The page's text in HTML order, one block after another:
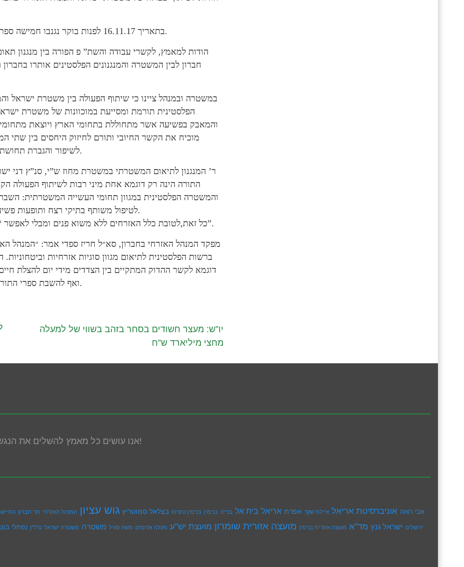
בתאריך 16.11.17 לפנות בוקר נגנבו חמישה ספרי תורה מבית כנסת “בית דוד” ברח’ ביכורי ציון ביפו.
הודות למאמץ, לקשרי עבודה והשת” פ הפורה בין מנגנון
חברון לבין המשטרה והמנגנונים הפלסטינים אותרו
במשטרה ובמנהל ציינו כי שיתוף הפעולה בין משטרת ישראל
הפלסטינית תורמת ומסייעת במוכוונות של משטרת
והמאבק בפשיעה אשר מתחוללת בתחומי הארץ ויוצאת מתחומי
מוכיח את הקשר החיובי ותורם לחיזוק היחסים בין שתי
לשיפור והגברת תחושת הביטחון של האזרחים.
ר’ המנגנון לתיאום המשטרתי במשטרת מחוז ש”י, סנ”ץ דני
התורה הינה רק דוגמא אחת מיני רבות לשיתוף הפעולה
והמשטרה הפלסטינית במגוון תחומי העשייה המשטרתית: השבת
לטיפול משותף בתיקי רצח ותופעות פשיעה בתחום הסמים ועוד.
כל זאת,לטובת כלל האזרחים ללא משוא פנים ומבלי לאפשר “ערי מקלט” לעבריינים”.
מפקד המנהל האזרחי בחברון, סא״ל חריז ספדי אמר: ״המנהל
ברשות הפלסטינית לתיאום מגוון סוגיות אזרחיות
דוגמא לקשר ההדוק המתקיים בין הצדדים מידי יום להצלת חיים
ואף להשבת ספרי התורה היקרים לעם היהודי״.
יו”ש: מעצר חשודים בסחר בזהב בשווי של למעלה
מחצי מיליארד ש”ח
אנו עושים כל מאמץ להשלים את הנגשת האתר! במידה ונתקלת בבעיה אנא פנה אלינו!
אבי רואה אוניברסיטת אריאל איילת שקד אפרת אריאל בית אל בנייה בנימין בנימין נתניהו בצלאל סמוטריץ גוש עציון המנהל האזרחי הר חברון
ירושלים ישראל גנץ מד"א מועצה אזורית בנימין מועצה אזורית שומרון מועצת יש''ע מעלה אדומים משה סוויל משטרה משטרת ישראל נדל''ן נפתלי בנט